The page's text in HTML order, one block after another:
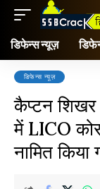
डिफेन्स न्यूज़
डिफेन्स न्यूज़
कैप्टन
में LICO
नामित किया